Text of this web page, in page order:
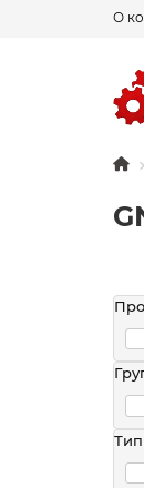
О